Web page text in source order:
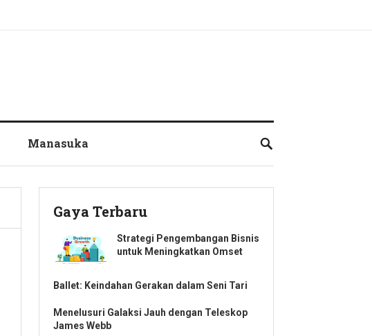
Manasuka
Gaya Terbaru
Strategi Pengembangan Bisnis
untuk Meningkatkan Omset
Ballet: Keindahan Gerakan dalam Seni Tari
Menelusuri Galaksi Jauh dengan Teleskop
James Webb